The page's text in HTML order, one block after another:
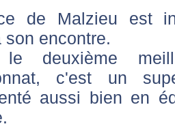
de Malzieu est
son encontre.
deuxième
c'est un
aussi bien en